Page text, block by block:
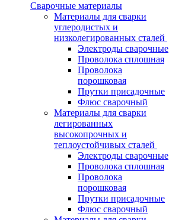
Сварочные материалы
Материалы для сварки
углеродистых и
низколегированных сталей
Электроды сварочные
Проволока сплошная
Проволока
порошковая
Прутки присадочные
Флюс сварочный
Материалы для сварки
легированных
высокопрочных и
теплоустойчивых сталей
Электроды сварочные
Проволока сплошная
Проволока
порошковая
Прутки присадочные
Флюс сварочный